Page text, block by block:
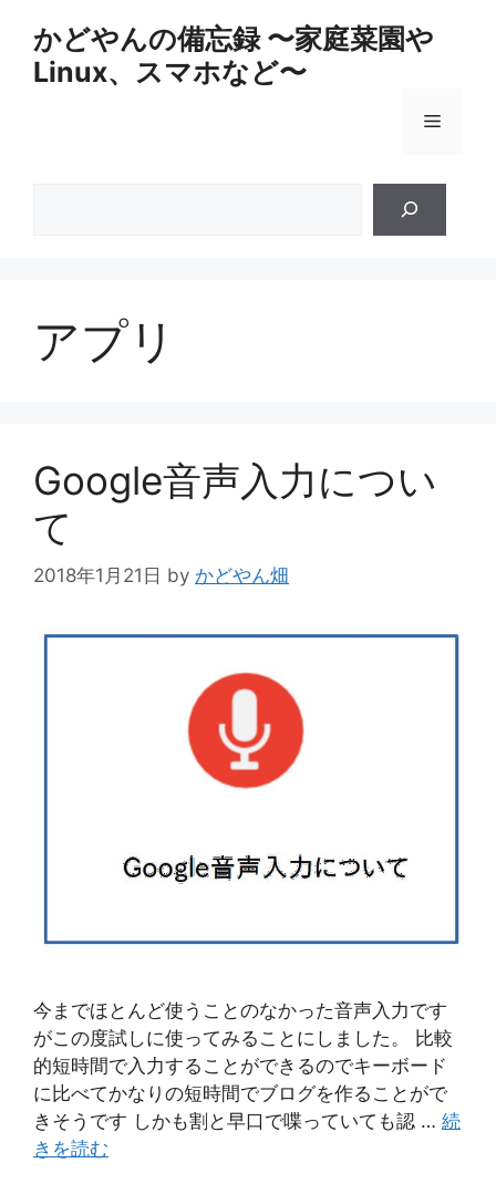
かどやんの備忘録 〜家庭菜園や
Linux、スマホなど〜
メ
ニ
アプリ
Google音声入力につい
て
2018年1月21日 by かどやん畑
今までほとんど使うことのなかった音声入力です
がこの度試しに使ってみることにしました。 比較
的短時間で入力することができるのでキーボード
に比べてかなりの短時間でブログを作ることがで
きそうです しかも割と早口で喋っていても認 … 続
きを読む